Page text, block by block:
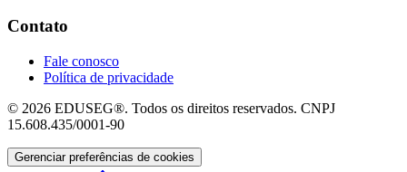
Contato
Fale conosco
Política de privacidade
© 2026 EDUSEG®. Todos os direitos reservados. CNPJ
15.608.435/0001-90
Gerenciar preferências de cookies